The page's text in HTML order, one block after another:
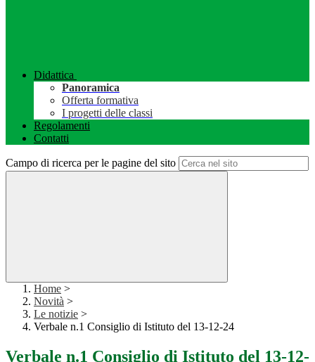
Didattica
Panoramica
Offerta formativa
I progetti delle classi
Regolamenti
Contatti
Campo di ricerca per le pagine del sito
Home >
Novità >
Le notizie >
Verbale n.1 Consiglio di Istituto del 13-12-24
Verbale n.1 Consiglio di Istituto del 13-12-